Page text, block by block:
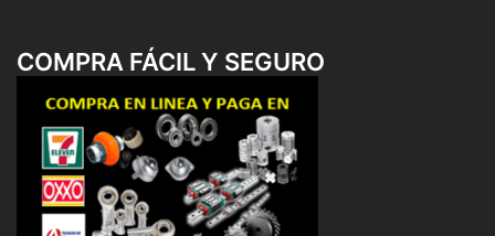
COMPRA FÁCIL Y SEGURO